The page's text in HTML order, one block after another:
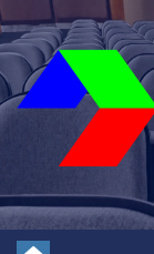
Skip
to
content